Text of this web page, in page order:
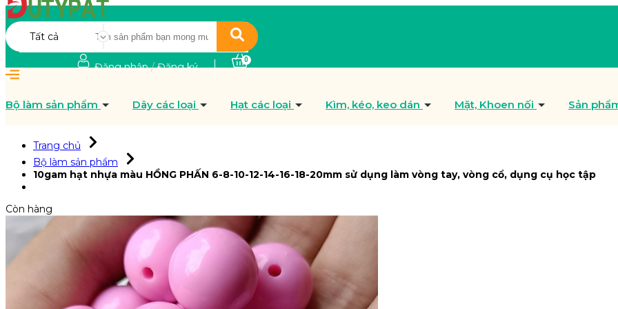
Tất cả
Đăng nhập / Đăng ký
0
Bộ làm sản phẩm Dây các loại Hạt các loại Kìm, kéo, keo dán Mặt, Khoen nối Sản
Trang chủ
Bộ làm sản phẩm
10gam hạt nhựa màu HỒNG PHẤN 6-8-10-12-14-16-18-20mm sử dụng làm vòng tay, vòng cổ, dụng cụ học tập
Còn hàng